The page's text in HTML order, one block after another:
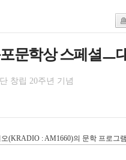
문학상 스페셜ㅡ
창립 20주년 기념
(KRADIO : AM1660)의 문학 프로그